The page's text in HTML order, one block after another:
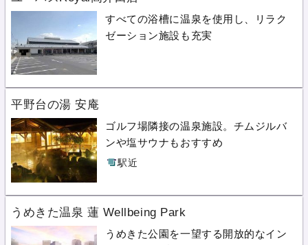
すべての浴槽に温泉を使用し、リラク
ゼーション施設も充実
平野台の湯 安庵
ゴルフ場隣接の温泉施設。チムジルバ
ンや塩サウナもおすすめ
駅近
うめきた温泉 蓮 Wellbeing Park
うめきた公園を一望する開放的なイン